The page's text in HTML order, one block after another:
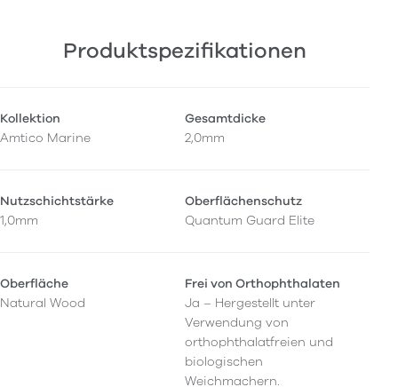
Produktspezifikationen
Kollektion
Amtico Marine
Gesamtdicke
2,0mm
Nutzschichtstärke
1,0mm
Oberflächenschutz
Quantum Guard Elite
Oberfläche
Natural Wood
Frei von Orthophthalaten
Ja – Hergestellt unter
Verwendung von
orthophthalatfreien und
biologischen
Weichmachern.